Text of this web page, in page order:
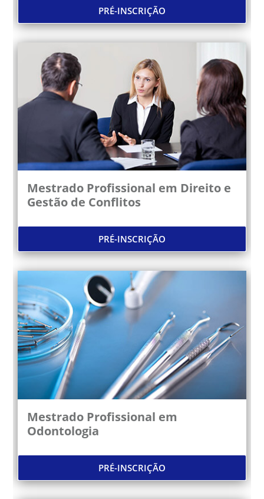
PRÉ-INSCRIÇÃO
Mestrado Profissional em Direito e
Gestão de Conflitos
PRÉ-INSCRIÇÃO
Mestrado Profissional em
Odontologia
PRÉ-INSCRIÇÃO